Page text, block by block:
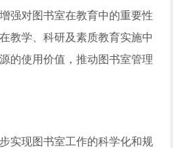
强对图书室在教育中的重要性
教学、科研及素质教育实施中
的使用价值，推动图书室管理
实现图书室工作的科学化和规